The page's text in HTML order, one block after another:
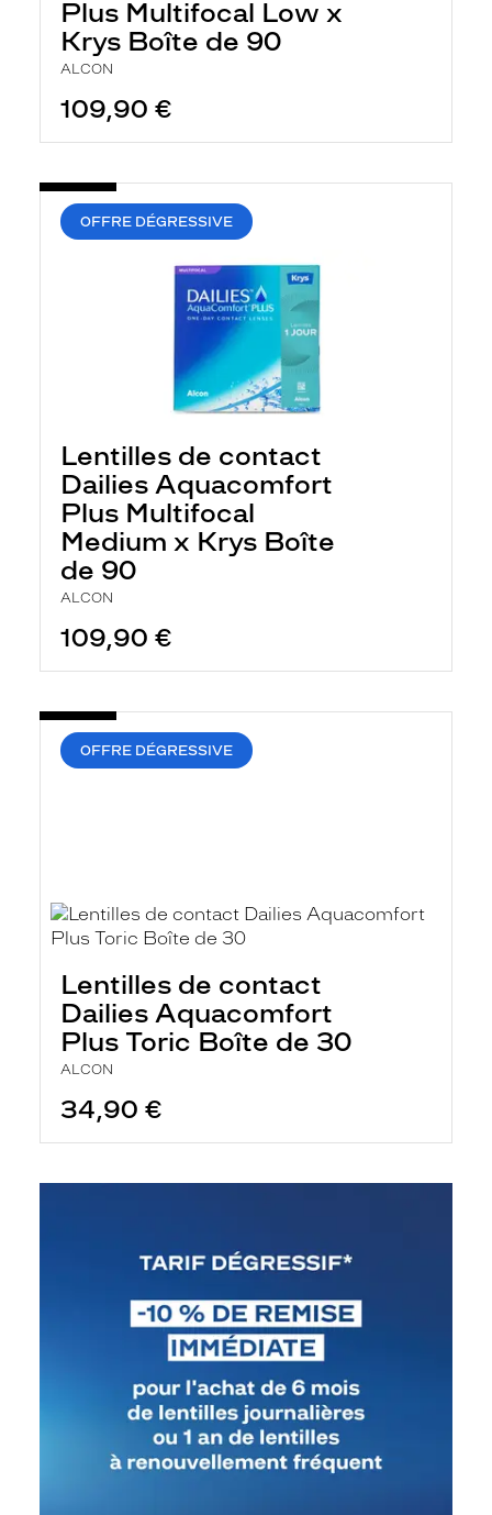
Plus Multifocal Low x
Krys Boîte de 90
ALCON
109,90 €
OFFRE DÉGRESSIVE
Lentilles de contact
Dailies Aquacomfort
Plus Multifocal
Medium x Krys Boîte
de 90
ALCON
109,90 €
OFFRE DÉGRESSIVE
Lentilles de contact
Dailies Aquacomfort
Plus Toric Boîte de 30
ALCON
34,90 €